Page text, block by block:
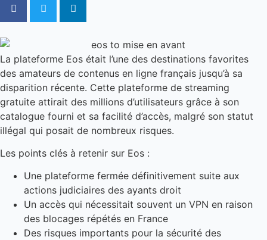
La plateforme Eos était l’une des destinations favorites
des amateurs de contenus en ligne français jusqu’à sa
disparition récente. Cette plateforme de streaming
gratuite attirait des millions d’utilisateurs grâce à son
catalogue fourni et sa facilité d’accès, malgré son statut
illégal qui posait de nombreux risques.
Les points clés à retenir sur Eos :
Une plateforme fermée définitivement suite aux
actions judiciaires des ayants droit
Un accès qui nécessitait souvent un VPN en raison
des blocages répétés en France
Des risques importants pour la sécurité des